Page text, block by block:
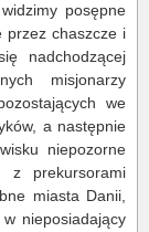
posępne
przez chaszcze i
nadchodzącej
misjonarzy
we
a następnie
niepozorne
z prekursorami
miasta Danii,
nieposiadający